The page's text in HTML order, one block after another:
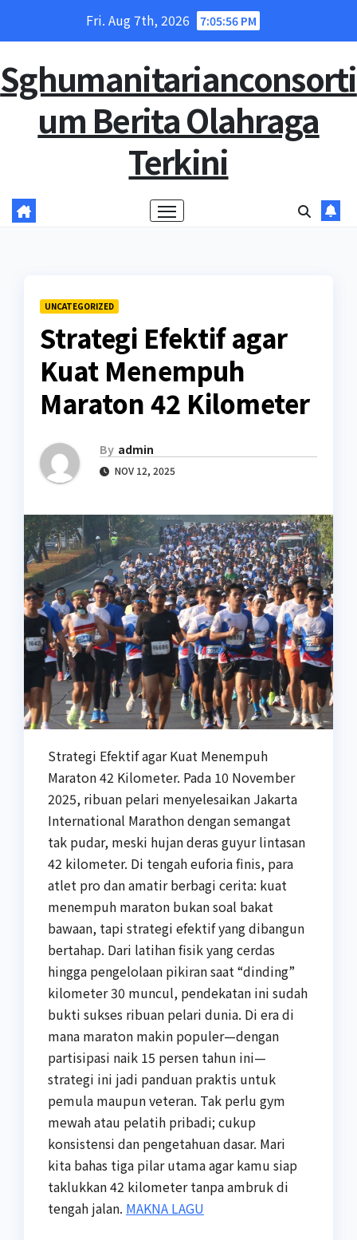
Fri. Aug 7th, 2026 7:05:57 PM
Sghumanitarianconsorti
um Berita Olahraga
Terkini
UNCATEGORIZED
Strategi Efektif agar
Kuat Menempuh
Maraton 42 Kilometer
By admin
NOV 12, 2025
Strategi Efektif agar Kuat Menempuh
Maraton 42 Kilometer. Pada 10 November
2025, ribuan pelari menyelesaikan Jakarta
International Marathon dengan semangat
tak pudar, meski hujan deras guyur lintasan
42 kilometer. Di tengah euforia finis, para
atlet pro dan amatir berbagi cerita: kuat
menempuh maraton bukan soal bakat
bawaan, tapi strategi efektif yang dibangun
bertahap. Dari latihan fisik yang cerdas
hingga pengelolaan pikiran saat “dinding”
kilometer 30 muncul, pendekatan ini sudah
bukti sukses ribuan pelari dunia. Di era di
mana maraton makin populer—dengan
partisipasi naik 15 persen tahun ini—
strategi ini jadi panduan praktis untuk
pemula maupun veteran. Tak perlu gym
mewah atau pelatih pribadi; cukup
konsistensi dan pengetahuan dasar. Mari
kita bahas tiga pilar utama agar kamu siap
taklukkan 42 kilometer tanpa ambruk di
tengah jalan. MAKNA LAGU